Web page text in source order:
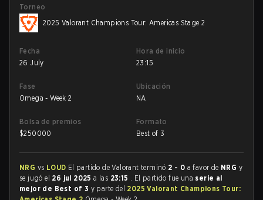
Torneo
2025 Valorant Champions Tour: Americas Stage 2
Fecha
26 July
Hora de inicio
23:15
Fase
Omega - Week 2
Ubicación
NA
Bolsa de premios
$250000
Formato
Best of 3
NRG vs LOUD El partido de Valorant terminó 2 - 0 a favor de NRG y
se jugó el 26 jul 2025a las 23:15 . El partido fue una serie al
mejor de Best of 3 y parte del 2025 Valorant Champions Tour: